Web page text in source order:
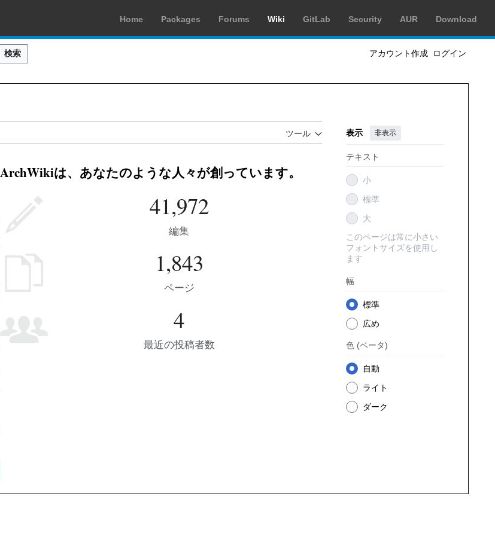
Home Packages Forums Wiki GitLab Security AUR Download
検索 アカウント作成 ログイン
ツール 表示 非表示
テキスト
小
標準
大
このページは常に小さい
フォントサイズを使用し
ます
幅
標準
広め
色 (ベータ)
自動
ライト
ダーク
ArchWikiは、あなたのような人々が創っています。
41,972
編集
1,843
ページ
4
最近の投稿者数